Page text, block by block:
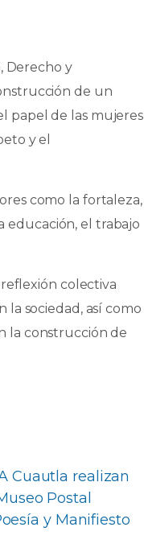
Derecho y
de un
papel de las mujeres
y el
como la fortaleza,
educación, el trabajo
colectiva
sociedad, así como
la construcción de
Cuautla realizan
Postal
y Manifiesto